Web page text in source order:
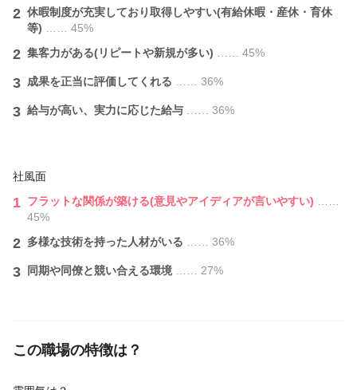
2 休暇制度が充実しており取得しやすい(有給休暇・産休・育休
等)
…… 45%
2 集客力がある(リピートや新規が多い) …… 45%
3 成果を正当に評価してくれる …… 36%
3 給与が⾼い、実力に応じた給与 …… 36%
社風面
1 フラットな関係が築ける(意見やアイディアが言いやすい)
45%
2 多様な技術を持った人材がいる …… 36%
3 同期や同僚と競い合える環境 …… 27%
この職場の特徴は？